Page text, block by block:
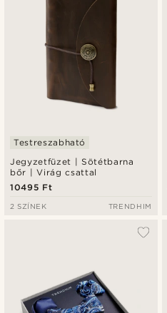
Jegyzetfüzet | Sötétbarna
bőr | Virág csattal
Testreszabható
10495 Ft
2 SZÍNEK TRENDHIM